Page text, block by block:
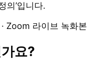
의’입니다.
Zoom 라이브 녹화본
요?